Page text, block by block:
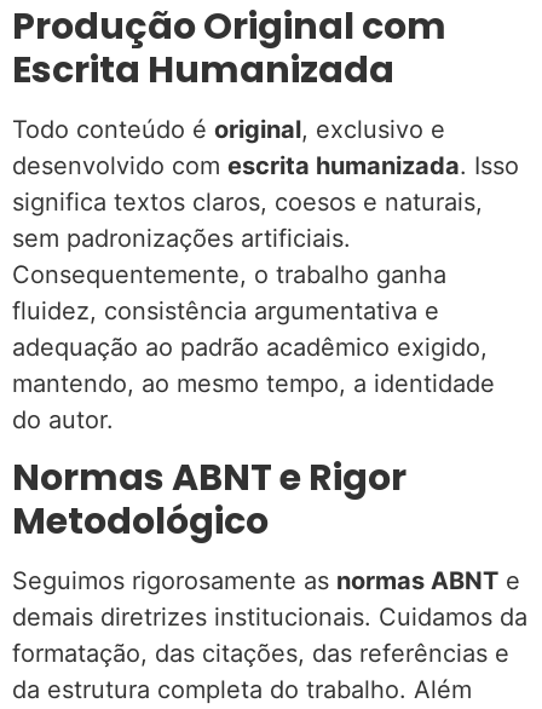
Produção Original com
Escrita Humanizada
Todo conteúdo é original, exclusivo e
desenvolvido com escrita humanizada. Isso
significa textos claros, coesos e naturais,
sem padronizações artificiais.
Consequentemente, o trabalho ganha
fluidez, consistência argumentativa e
adequação ao padrão acadêmico exigido,
mantendo, ao mesmo tempo, a identidade
do autor.
Normas ABNT e Rigor
Metodológico
Seguimos rigorosamente as normas ABNT e
demais diretrizes institucionais. Cuidamos da
formatação, das citações, das referências e
da estrutura completa do trabalho. Além